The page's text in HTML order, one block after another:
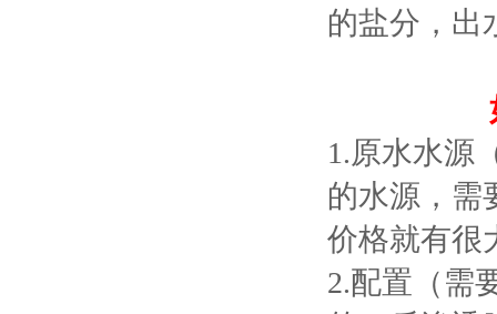
的盐分，出
1.原水水源
的水源，需
价格就有很
2.配置（需